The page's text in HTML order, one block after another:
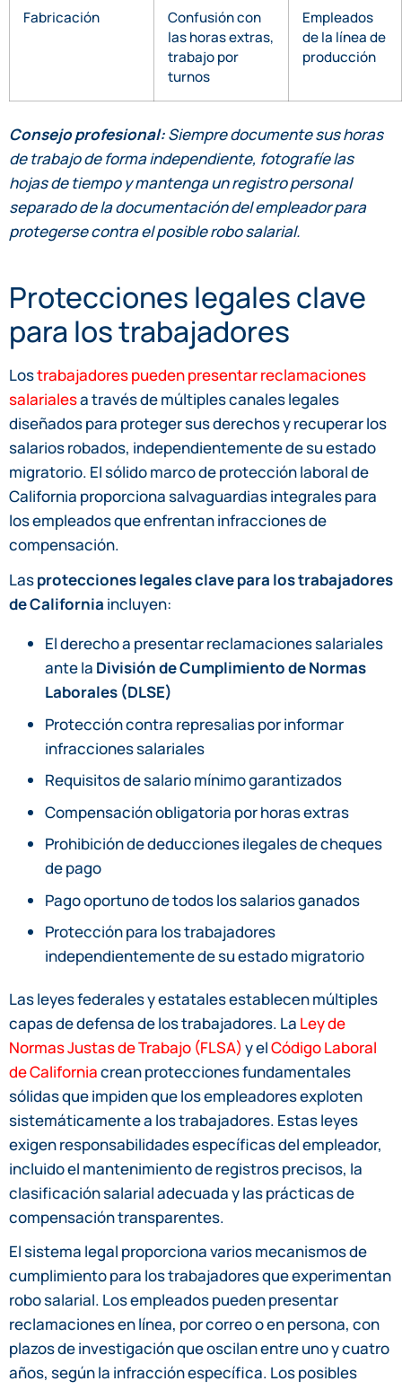
Fabricación
Confusión con
las horas extras,
trabajo por
turnos
Empleados
de la línea de
producción
Consejo profesional:Siempre documente sus horas
de trabajo de forma independiente, fotografíe las
hojas de tiempo y mantenga un registro personal
separado de la documentación del empleador para
protegerse contra el posible robo salarial.
Protecciones legales clave
para los trabajadores
Lostrabajadores pueden presentar reclamaciones
salarialesa través de múltiples canales legales
diseñados para proteger sus derechos y recuperar los
salarios robados, independientemente de su estado
migratorio. El sólido marco de protección laboral de
California proporciona salvaguardias integrales para
los empleados que enfrentan infracciones de
compensación.
Lasprotecciones legales clave para los trabajadores
de California incluyen:
El derecho a presentar reclamaciones salariales
ante la División de Cumplimiento de Normas
Laborales (DLSE)
Protección contra represalias por informar
infracciones salariales
Requisitos de salario mínimo garantizados
Compensación obligatoria por horas extras
Prohibición de deducciones ilegales de cheques
de pago
Pago oportuno de todos los salarios ganados
Protección para los trabajadores
independientemente de su estado migratorio
Las leyes federales y estatales establecen múltiples
capas de defensa de los trabajadores. La Ley de
Normas Justas de Trabajo (FLSA) y elCódigo Laboral
de Californiacrean protecciones fundamentales
sólidas que impiden que los empleadores exploten
sistemáticamente a los trabajadores. Estas leyes
exigen responsabilidades específicas del empleador,
incluido el mantenimiento de registros precisos, la
clasificación salarial adecuada y las prácticas de
compensación transparentes.
El sistema legal proporciona varios mecanismos de
cumplimiento para los trabajadores que experimentan
robo salarial. Los empleados pueden presentar
reclamaciones en línea, por correo o en persona, con
plazos de investigación que oscilan entre uno y cuatro
años, según la infracción específica. Los posibles